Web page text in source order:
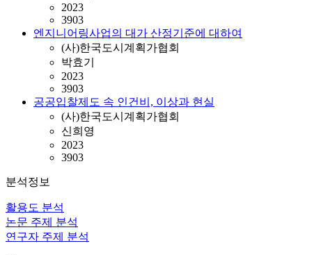
2023
3903
엔지니어링사업의 대가 산정기준에 대하여
(사)한국도시계획가협회
박효기
2023
3903
공공입찰제도 속 인건비, 이상과 현실
(사)한국도시계획가협회
신희영
2023
3903
분석정보
활용도 분석
논문 주제 분석
연구자 주제 분석